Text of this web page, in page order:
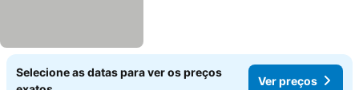
Selecione as datas para ver os preços
Ver preços